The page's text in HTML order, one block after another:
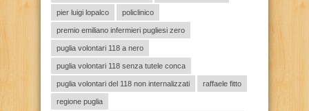
pier luigi lopalco policlinico
premio emiliano infermieri pugliesi zero
puglia volontari 118 a nero
puglia volontari 118 senza tutele conca
puglia volontari del 118 non internalizzati raffaele fitto
regione puglia